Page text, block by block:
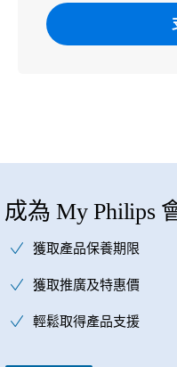
成為 My Philips
獲取產品保養期限
獲取推廣及特惠價
輕鬆取得產品支援